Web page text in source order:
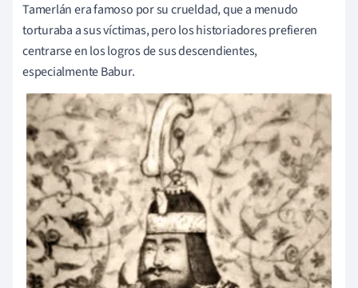
Tamerlán era famoso por su crueldad, que a menudo
torturaba a sus víctimas, pero los historiadores prefieren
centrarse en los logros de sus descendientes,
especialmente Babur.